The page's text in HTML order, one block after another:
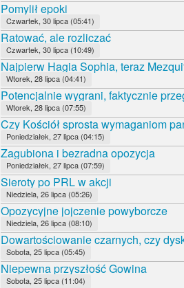
Pomylił epoki
Czwartek, 30 lipca (05:41)
Ratować, ale rozliczać
Czwartek, 30 lipca (10:49)
Najpierw Hagia Sophia, teraz
Wtorek, 28 lipca (04:41)
Potencjalnie wygrani, faktycznie
Wtorek, 28 lipca (07:55)
Czy Kościół sprosta wymaganiom
Poniedziałek, 27 lipca (04:15)
Zagubiona i bezradna opozycja
Poniedziałek, 27 lipca (07:59)
Sieroty po PRL w akcji
Niedziela, 26 lipca (05:26)
Opozycyjne jojczenie powyborcze
Niedziela, 26 lipca (08:10)
Dowartościowanie czarnych, czy
Sobota, 25 lipca (05:45)
Niepewna przyszłość Gowina
Sobota, 25 lipca (11:04)